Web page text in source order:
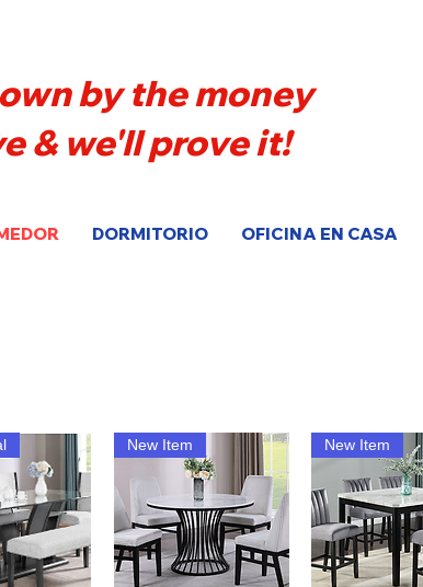
by the money
& we'll prove it!
DORMITORIO OFICINA EN CASA
New Item New Item